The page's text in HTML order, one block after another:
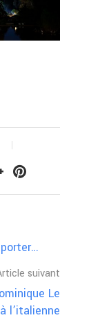
suivant
Le
l’italienne